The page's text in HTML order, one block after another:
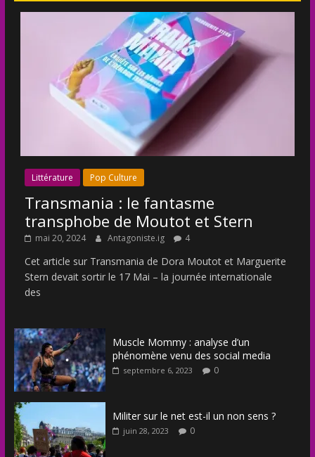
Littérature Pop Culture
Transmania : le fantasme
transphobe de Moutot et Stern
mai 20, 2024 Antagoniste.ig 4
Cet article sur Transmania de Dora Moutot et Marguerite
Stern devait sortir le 17 Mai – la journée internationale
des
Muscle Mommy : analyse d’un
phénomène venu des social media
septembre 6, 2023 0
Militer sur le net est-il un non sens ?
juin 28, 2023 0